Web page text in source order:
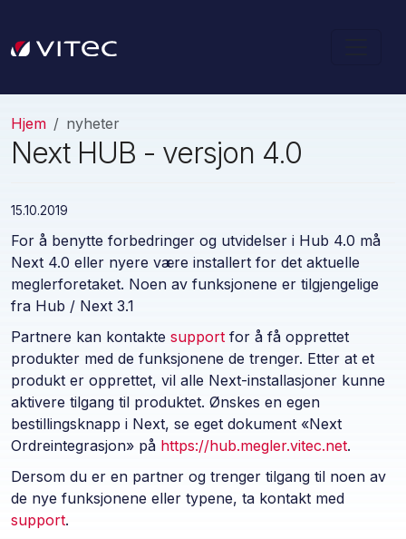
Hjem nyheter
Next HUB - versjon 4.0
15.10.2019
For å benytte forbedringer og utvidelser i Hub 4.0 må
Next 4.0 eller nyere være installert for det aktuelle
meglerforetaket. Noen av funksjonene er tilgjengelige
fra Hub / Next 3.1
Partnere kan kontakte support for å få opprettet
produkter med de funksjonene de trenger. Etter at et
produkt er opprettet, vil alle Next-installasjoner kunne
aktivere tilgang til produktet. Ønskes en egen
bestillingsknapp i Next, se eget dokument «Next
Ordreintegrasjon» på https://hub.megler.vitec.net.
Dersom du er en partner og trenger tilgang til noen av
de nye funksjonene eller typene, ta kontakt med
support.